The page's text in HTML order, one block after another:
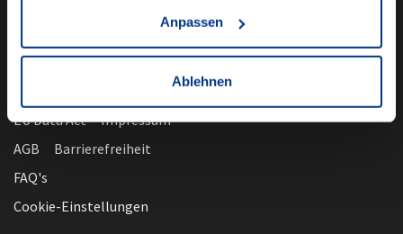
Anpassen
Ablehnen
EU Data Act
Impressum
AGB
Barrierefreiheit
FAQ's
Cookie-Einstellungen